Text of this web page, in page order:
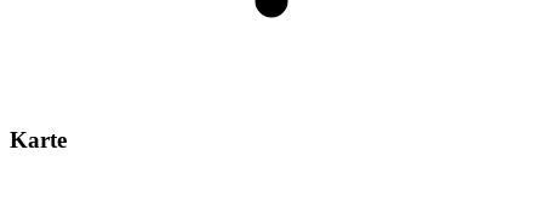
Karte